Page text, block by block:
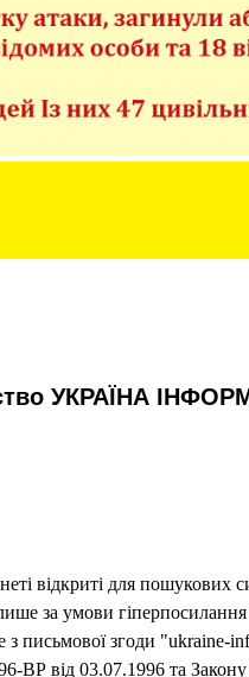
УКРАЇНА
відкриті для
за умови
згоди "ukraine-
ВР від 03.07.1996 та